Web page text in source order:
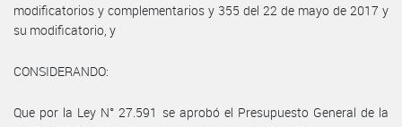
modificatorios y complementarios y 355 del 22 de mayo de 2017 y
su modificatorio, y
CONSIDERANDO:
Que por la Ley N° 27.591 se aprobó el Presupuesto General de la